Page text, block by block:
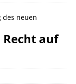
neuen
Recht auf